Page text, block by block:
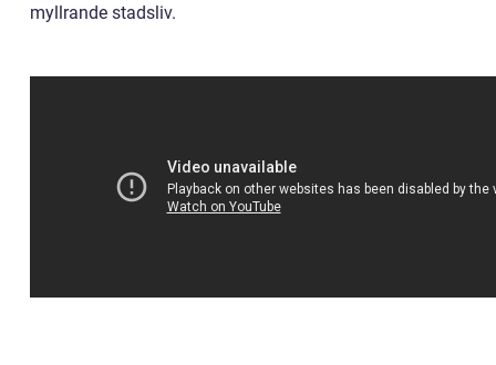
myllrande stadsliv.